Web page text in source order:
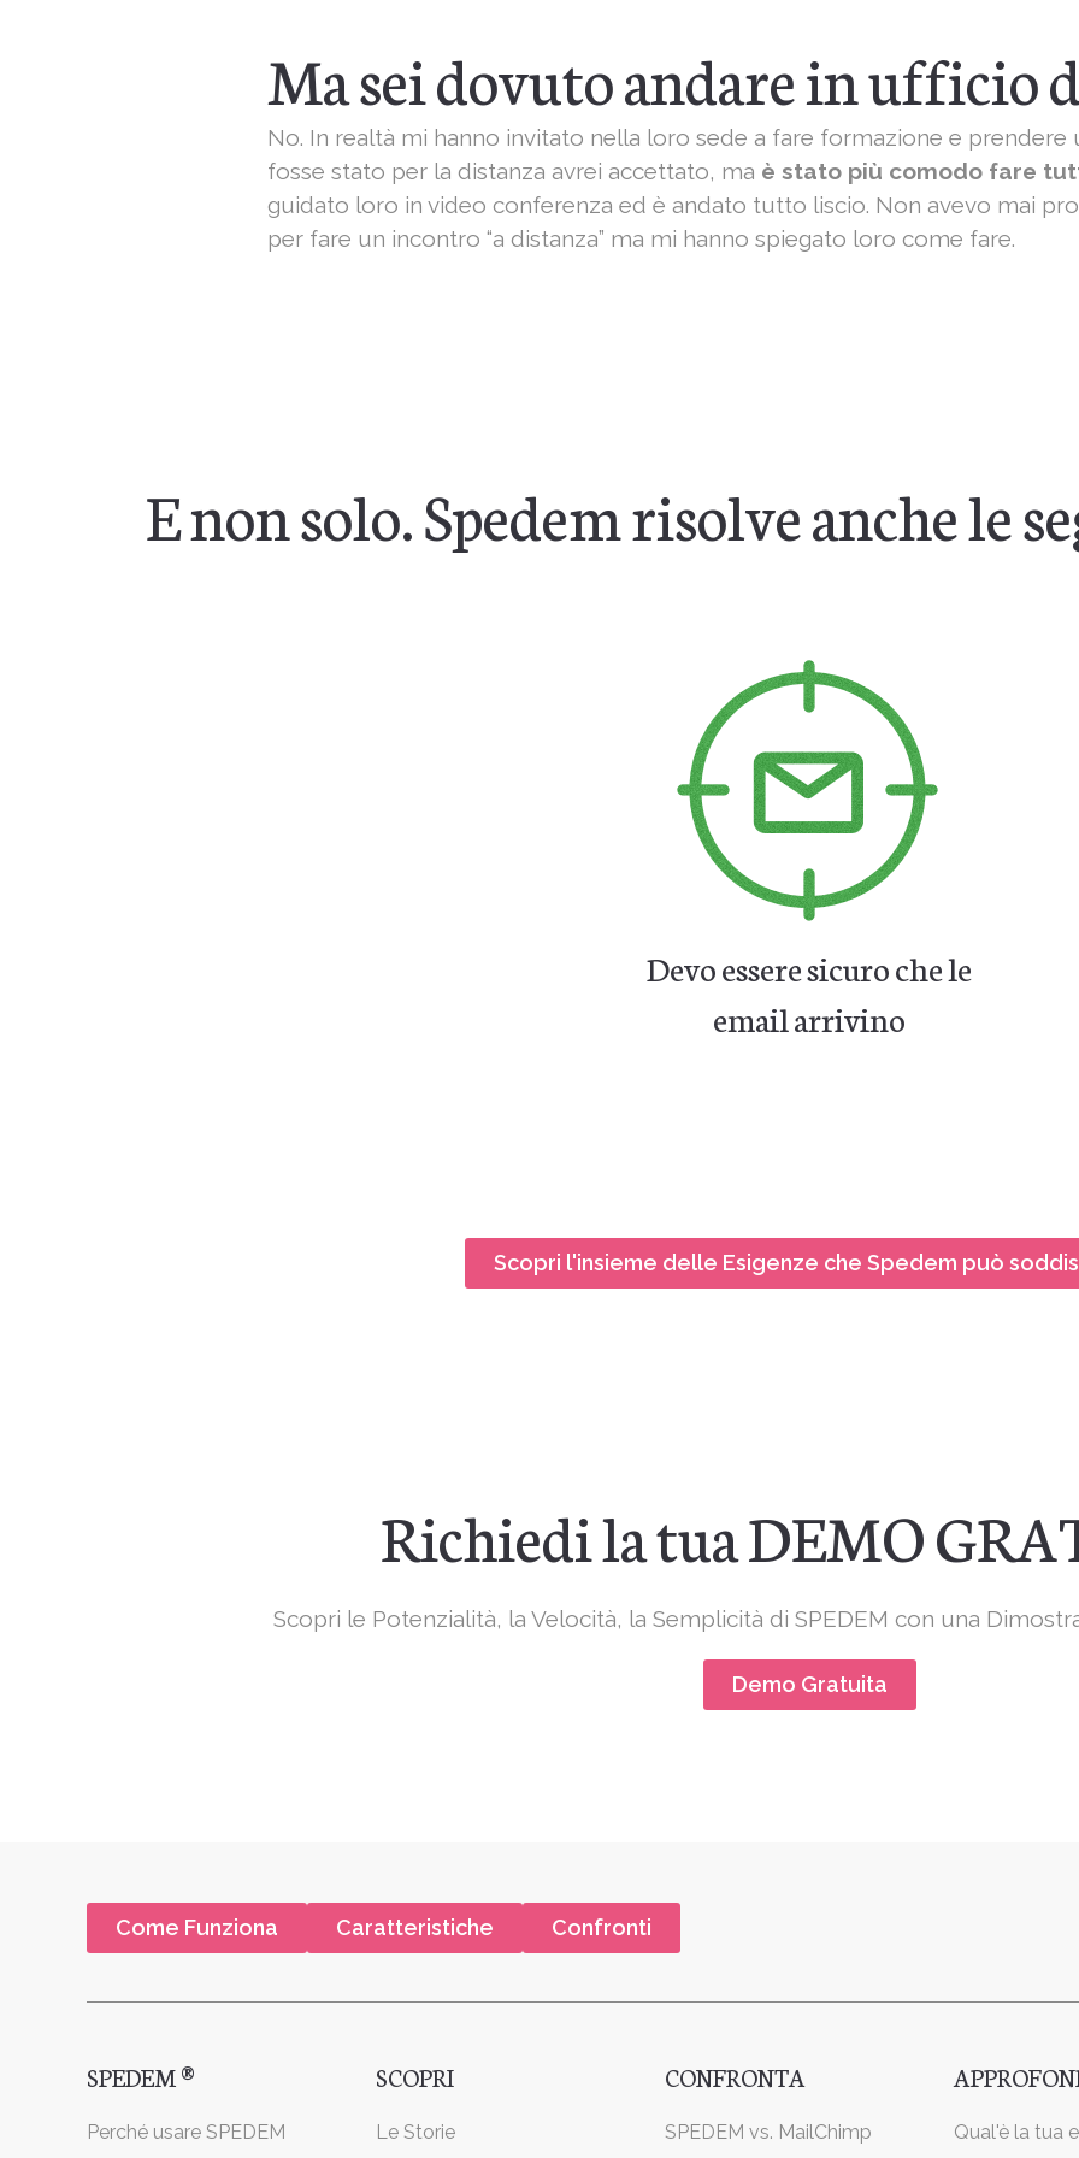
Ma sei dovuto andare in ufficio
No. In realtà mi hanno invitato nella loro sede a fare formazione e prendere
fosse stato per la distanza avrei accettato, ma è stato più comodo fare
guidato loro in video conferenza ed è andato tutto liscio. Non avevo mai
per fare un incontro “a distanza” ma mi hanno spiegato loro come fare.
E non solo. Spedem risolve anche le
Devo essere sicuro che le
email arrivino
Scopri l'insieme delle Esigenze che Spedem può
Richiedi la tua DEMO
Scopri le Potenzialità, la Velocità, la Semplicità di SPEDEM con una
Demo Gratuita
Come Funziona Caratteristiche Confronti
SPEDEM ®
Perché usare SPEDEM
SCOPRI
Le Storie
CONFRONTA
SPEDEM vs. MailChimp
Qual'è la tua